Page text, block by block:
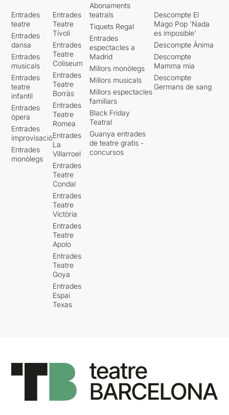
Entrades
teatre
Entrades
dansa
Entrades
musicals
Entrades
teatre
infantil
Entrades
òpera
Entrades
improvisació
Entrades
monòlegs
Entrades
Teatre
Tívoli
Entrades
Teatre
Coliseum
Entrades
Teatre
Borràs
Entrades
Teatre
Romea
Entrades
La
Villarroel
Entrades
Teatre
Condal
Entrades
Teatre
Victòria
Entrades
Teatre
Apolo
Entrades
Teatre
Goya
Entrades
Espai
Texas
Abonaments
teatrals
Tiquets Regal
Entrades
espectacles a
Madrid
Millors monòlegs
Millors musicals
Millors espectacles
familiars
Black Friday
Teatral
Guanya entrades
de teatre gratis -
concursos
Descompte El
Mago Pop 'Nada
es imposible'
Descompte Ànima
Descompte
Mamma mia
Descompte
Germans de sang